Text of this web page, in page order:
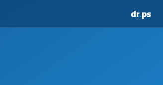
dr.ps